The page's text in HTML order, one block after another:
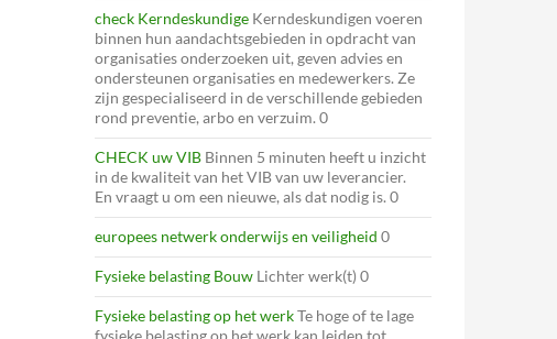
check Kerndeskundige Kerndeskundigen voeren
binnen hun aandachtsgebieden in opdracht van
organisaties onderzoeken uit, geven advies en
ondersteunen organisaties en medewerkers. Ze
zijn gespecialiseerd in de verschillende gebieden
rond preventie, arbo en verzuim. 0
CHECK uw VIB Binnen 5 minuten heeft u inzicht
in de kwaliteit van het VIB van uw leverancier.
En vraagt u om een nieuwe, als dat nodig is. 0
europees netwerk onderwijs en veiligheid 0
Fysieke belasting Bouw Lichter werk(t) 0
Fysieke belasting op het werkTe hoge of te lage